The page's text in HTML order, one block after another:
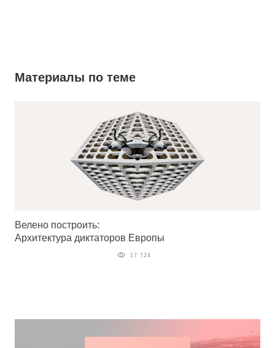
Материалы по теме
Велено построить:
Архитектура диктаторов Европы
17 724